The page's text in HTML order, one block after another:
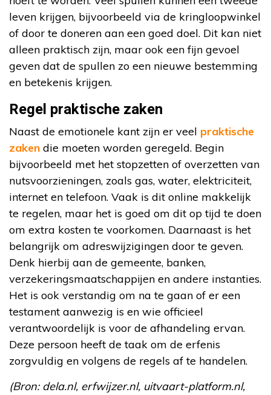
leven krijgen, bijvoorbeeld via de kringloopwinkel
of door te doneren aan een goed doel. Dit kan niet
alleen praktisch zijn, maar ook een fijn gevoel
geven dat de spullen zo een nieuwe bestemming
en betekenis krijgen.
Regel praktische zaken
Naast de emotionele kant zijn er veel praktische
zaken die moeten worden geregeld. Begin
bijvoorbeeld met het stopzetten of overzetten van
nutsvoorzieningen, zoals gas, water, elektriciteit,
internet en telefoon. Vaak is dit online makkelijk
te regelen, maar het is goed om dit op tijd te doen
om extra kosten te voorkomen. Daarnaast is het
belangrijk om adreswijzigingen door te geven.
Denk hierbij aan de gemeente, banken,
verzekeringsmaatschappijen en andere instanties.
Het is ook verstandig om na te gaan of er een
testament aanwezig is en wie officieel
verantwoordelijk is voor de afhandeling ervan.
Deze persoon heeft de taak om de erfenis
zorgvuldig en volgens de regels af te handelen.
(Bron: dela.nl, erfwijzer.nl, uitvaart-platform.nl,